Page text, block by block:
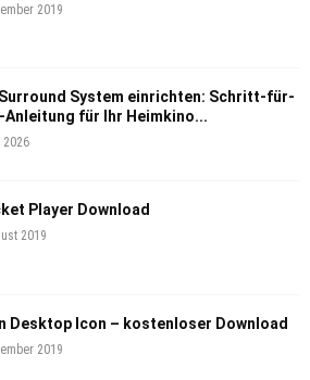
2019
System einrichten: Schritt-für-
für Ihr Heimkino...
Player Download
2019
Desktop Icon – kostenloser Download
2019